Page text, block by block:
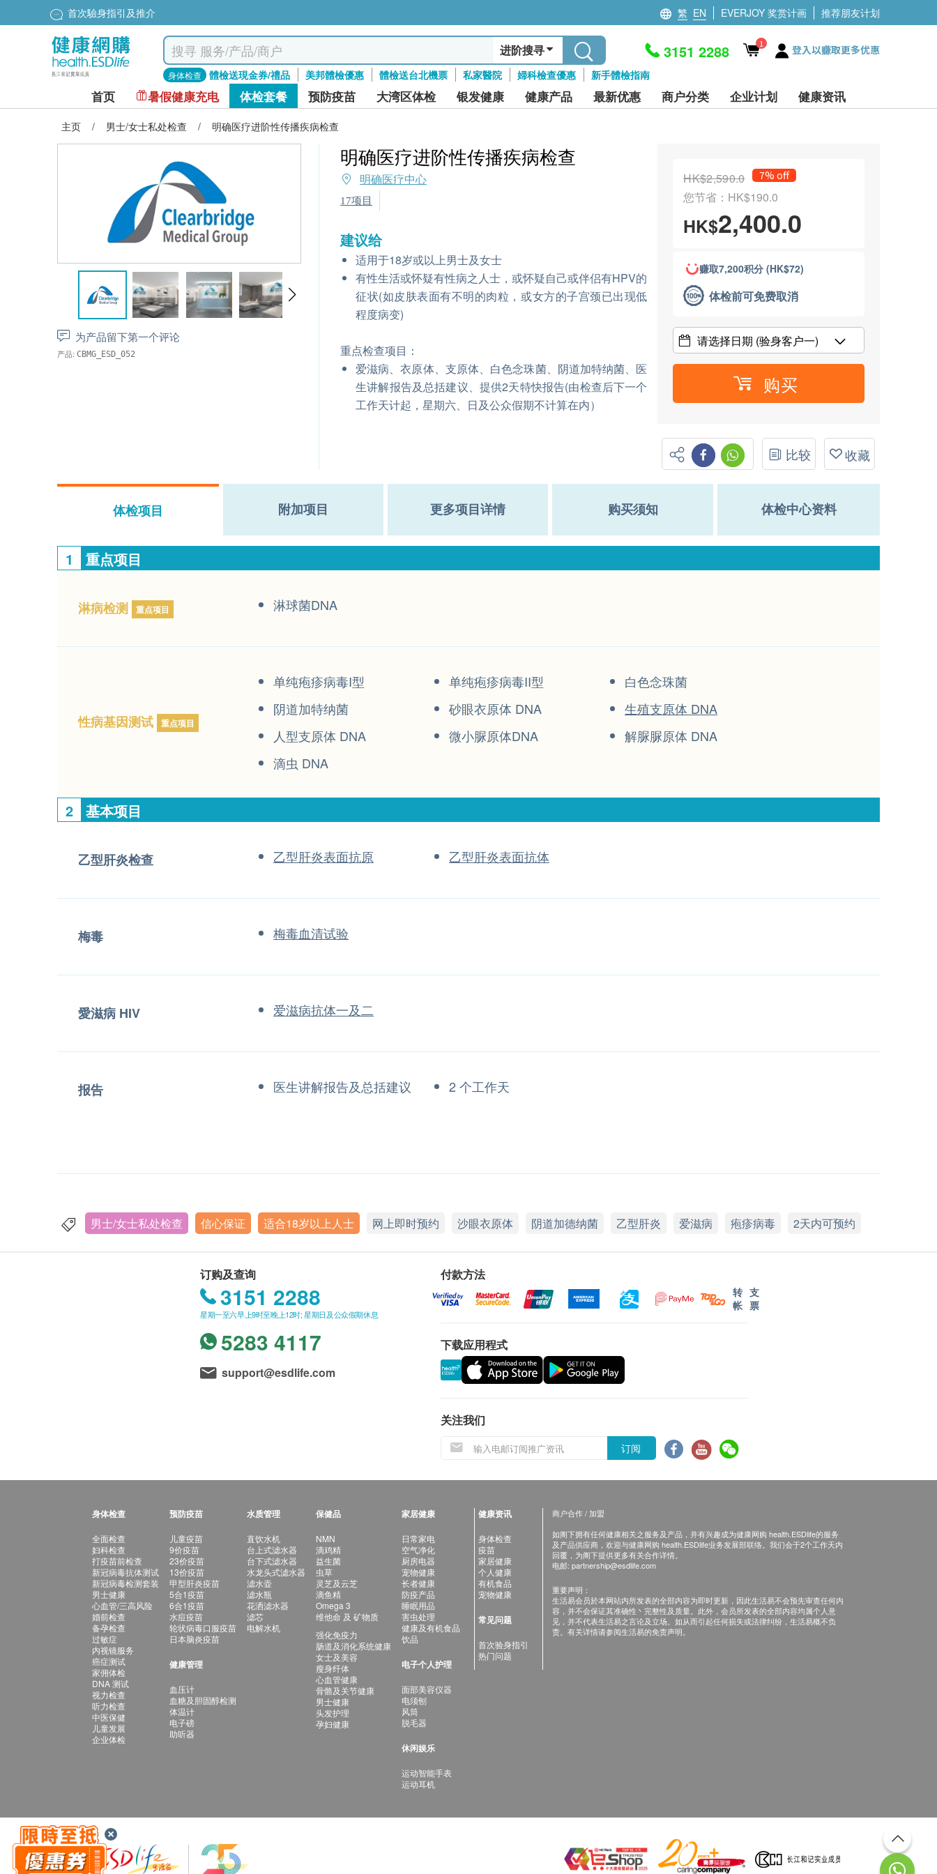
首次驗身指引及推介 繁 EN EVERJOY 奖赏计画 推荐朋友计划
进阶搜寻
身体检查 體檢送現金券/禮品 美邦體檢優惠 體檢送台北機票 私家醫院 婦科檢查優惠 新手體檢指南
3151 2288 1 登入以赚取更多优惠
首页 暑假健康充电 体检套餐 预防疫苗 大湾区体检 银发健康 健康产品 最新优惠 商户分类 企业计划 健康资讯
主页 / 男士/女士私处检查 / 明确医疗进阶性传播疾病检查
为产品留下第一个评论
产品: CBMG_ESD_052
明确医疗进阶性传播疾病检查
明确医疗中心
17项目
建议给
适用于18岁或以上男士及女士
有性生活或怀疑有性病之人士，或怀疑自己或伴侣有HPV的
征状(如皮肤表面有不明的肉粒，或女方的子宫颈已出现低
程度病变)
重点检查项目：
爱滋病、衣原体、支原体、白色念珠菌、阴道加特纳菌、医
生讲解报告及总括建议、提供2天特快报告(由检查后下一个
工作天计起，星期六、日及公众假期不计算在内）
HK$2,590.0 7% off
您节省：HK$190.0
HK$2,400.0
赚取7,200积分 (HK$72)
体检前可免费取消
请选择日期 (验身客户一)
购买
比较 收藏
体检项目 附加项目 更多项目详情 购买须知 体检中心资料
1 重点项目
淋病检测 重点项目 淋球菌DNA
性病基因测试 重点项目
单纯疱疹病毒I型 单纯疱疹病毒II型
白色念珠菌
阴道加特纳菌
砂眼衣原体 DNA
生殖支原体 DNA
人型支原体 DNA
微小脲原体DNA
解脲脲原体 DNA
滴虫 DNA
2 基本项目
乙型肝炎检查 乙型肝炎表面抗原 乙型肝炎表面抗体
梅毒 梅毒血清试验
愛滋病 HIV 爱滋病抗体一及二
报告 医生讲解报告及总括建议 2 个工作天
男士/女士私处检查 信心保证 适合18岁以上人士 网上即时预约 沙眼衣原体 阴道加德纳菌 乙型肝炎 爱滋病 疱疹病毒 2天内可预约
订购及查询
3151 2288
星期一至六早上9时至晚上12时; 星期日及公众假期休息
5283 4117
support@esdlife.com
付款方法
转
帐
支
票
下载应用程式
关注我们
订阅
身体检查
全面检查
妇科检查
打疫苗前检查
新冠病毒抗体测试
新冠病毒检测套装
男士健康
心血管/三高风险
婚前检查
备孕检查
过敏症
内视镜服务
癌症测试
家佣体检
DNA 测试
视力检查
听力检查
中医保健
儿童发展
企业体检
预防疫苗
儿童疫苗
9价疫苗
23价疫苗
13价疫苗
甲型肝炎疫苗
5合1疫苗
6合1疫苗
水痘疫苗
轮状病毒口服疫苗
日本脑炎疫苗
健康管理
血压计
血糖及胆固醇检测
体温计
电子磅
助听器
水质管理
直饮水机
台上式滤水器
台下式滤水器
水龙头式滤水器
滤水壶
滤水瓶
花洒滤水器
滤芯
电解水机
保健品
NMN
滴鸡精
益生菌
虫草
灵芝及云芝
滴鱼精
Omega 3
维他命 及 矿物质
强化免疫力
肠道及消化系统健康
女士及美容
瘦身纤体
心血管健康
骨骼及关节健康
男士健康
头发护理
孕妇健康
家居健康
日常家电
空气净化
厨房电器
宠物健康
长者健康
防疫产品
睡眠用品
害虫处理
健康及有机食品
饮品
电子个人护理
面部美容仪器
电须刨
风筒
脱毛器
休闲娱乐
运动智能手表
运动耳机
健康资讯
身体检查
疫苗
家居健康
个人健康
有机食品
宠物健康
常见问题
首次验身指引
热门问题
商户合作 / 加盟
如阁下拥有任何健康相关之服务及产品，并有兴趣成为健康网购 health.ESDlife的服务
及产品供应商，欢迎与健康网购 health.ESDlife业务发展部联络。我们会于2个工作天内
回覆，为阁下提供更多有关合作详情。
电邮: partnership@esdlife.com
重要声明：
生活易会员於本网站内所发表的全部内容为即时更新，因此生活易不会预先审查任何内
容，并不会保证其准确性丶完整性及质量。此外，会员所发表的全部内容均属个人意
见，并不代表生活易之言论及立场。如从而引起任何损失或法律纠纷，生活易概不负
责。有关详情请参阅生活易的免责声明。